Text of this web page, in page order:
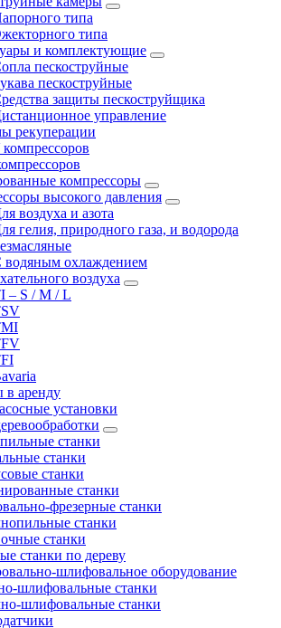
типа
типа
и комплектующие
пескоструйные
пескоструйные
защиты пескоструйщика
управление
рекуперации
компрессоры
высокого давления
воздуха и азота
гелия, природного газа, и водорода
водяным охлаждением
воздуха
– S / M / L
в аренду
установки
станки
станки
станки
станки
фрезерные станки
станки
станки
станки по дереву
шлифовальное оборудование
шлифовальные станки
шлифовальные станки